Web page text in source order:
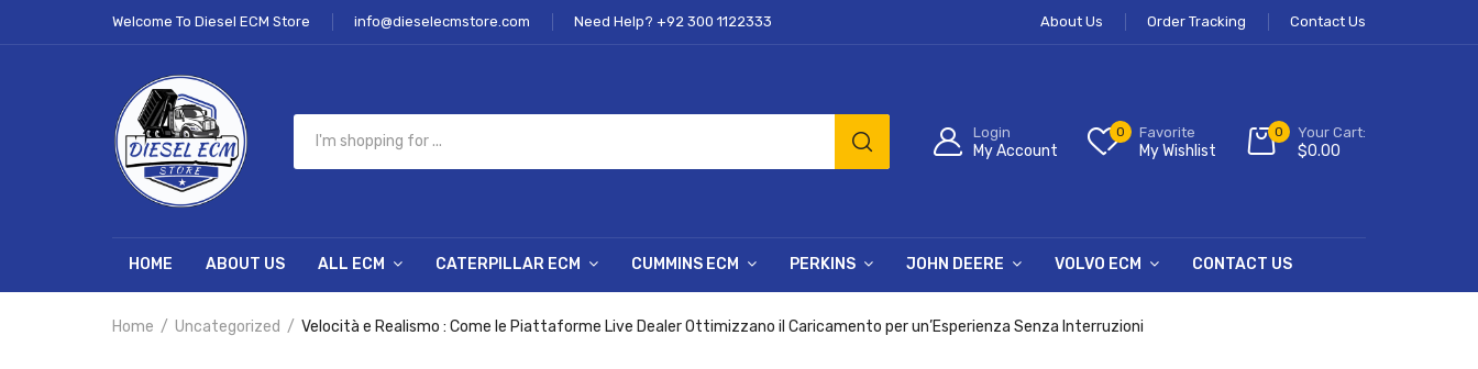
Welcome To Diesel ECM Store info@dieselecmstore.com Need Help? +92 300 1122333 About Us Order Tracking Contact Us
Login
My Account
0 Favorite
My Wishlist
0 Your Cart:
$0.00
HOME ABOUT US ALL ECM CATERPILLAR ECM CUMMINS ECM PERKINS JOHN DEERE VOLVO ECM CONTACT US
Home Uncategorized Velocità e Realismo : Come le Piattaforme Live Dealer Ottimizzano il Caricamento per un’Esperienza Senza Interruzioni